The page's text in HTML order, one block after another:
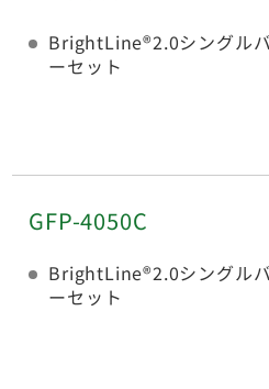
BrightLine®2.0シングル
ーセット
GFP-4050C
BrightLine®2.0シングル
ーセット